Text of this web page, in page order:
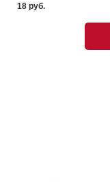
18 pуб.